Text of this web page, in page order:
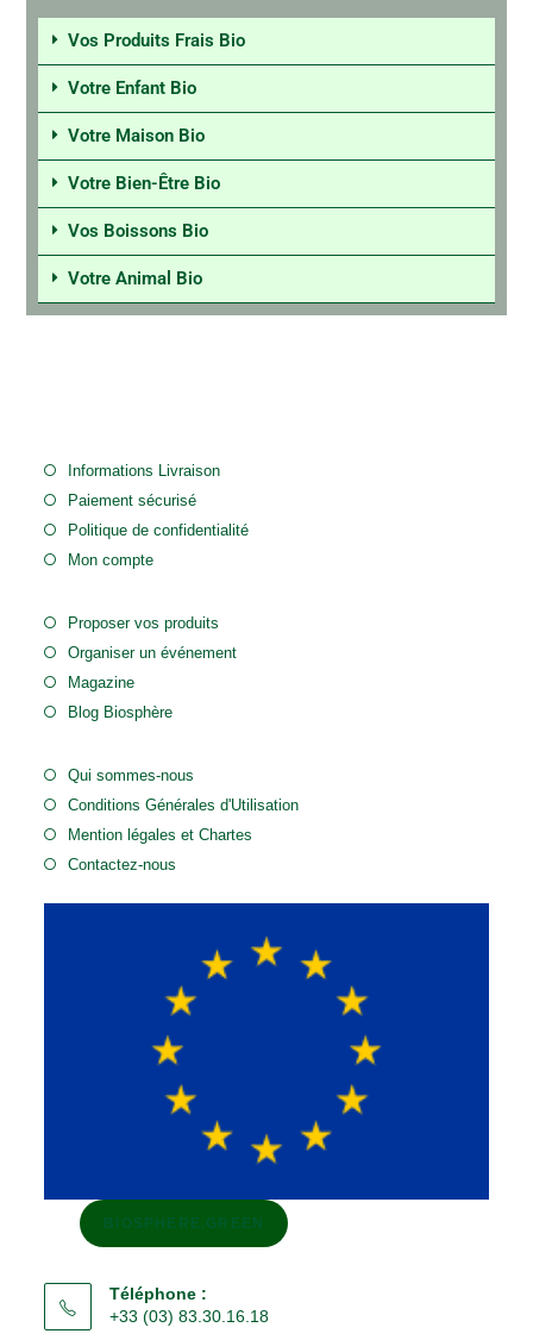
Vos Produits Frais Bio
Votre Enfant Bio
Votre Maison Bio
Votre Bien-Être Bio
Vos Boissons Bio
Votre Animal Bio
Informations Livraison
Paiement sécurisé
Politique de confidentialité
Mon compte
Proposer vos produits
Organiser un événement
Magazine
Blog Biosphère
Qui sommes-nous
Conditions Générales d'Utilisation
Mention légales et Chartes
Contactez-nous
BIOSPHERE.GREEN
Téléphone :
+33 (03) 83.30.16.18